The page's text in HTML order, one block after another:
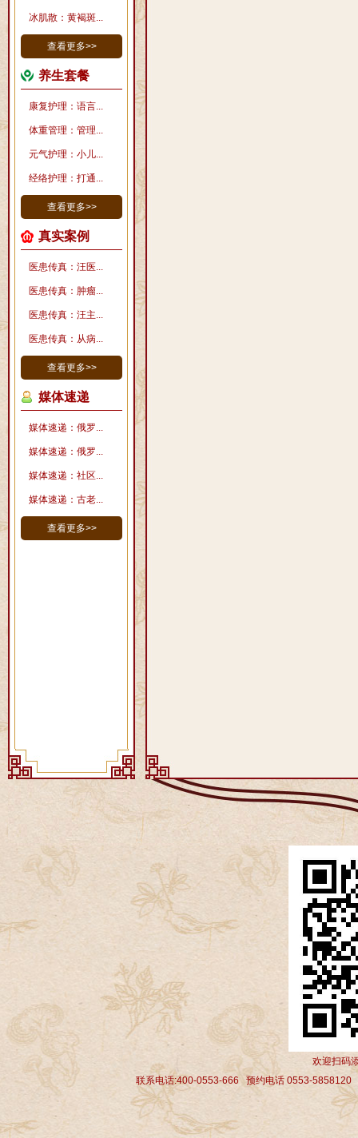
冰肌散：黄褐斑...
查看更多>>
养生套餐
康复护理：语言...
体重管理：管理...
元气护理：小儿...
经络护理：打通...
查看更多>>
真实案例
医患传真：汪医...
医患传真：肿瘤...
医患传真：汪主...
医患传真：从病...
查看更多>>
媒体速递
媒体速递：俄罗...
媒体速递：俄罗...
媒体速递：社区...
媒体速递：古老...
查看更多>>
欢迎扫码
联系电话:400-0553-666 预约电话 0553-